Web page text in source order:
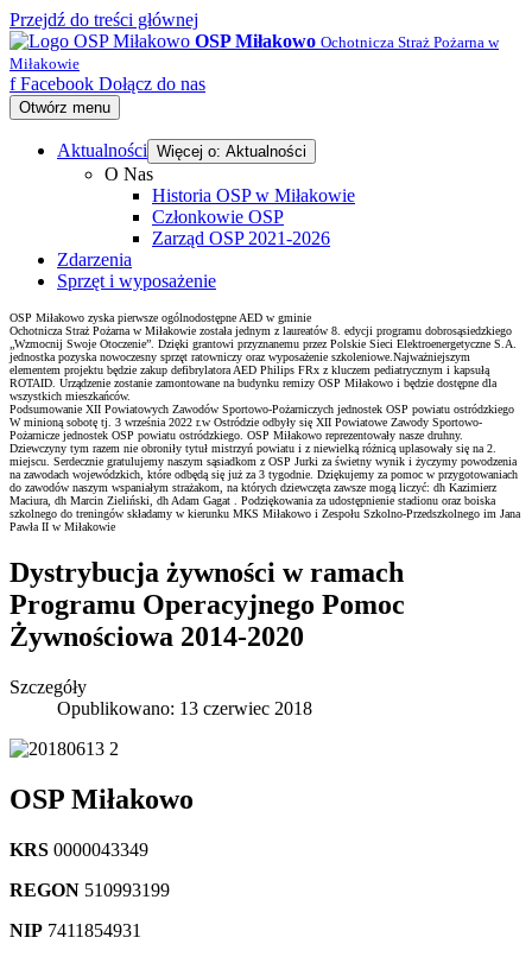
Przejdź do treści głównej
OSP Miłakowo Ochotnicza Straż Pożarna w
Miłakowie
f Facebook Dołącz do nas
Otwórz menu
Aktualności Więcej o: Aktualności
O Nas
Historia OSP w Miłakowie
Członkowie OSP
Zarząd OSP 2021-2026
Zdarzenia
Sprzęt i wyposażenie
OSP Miłakowo zyska pierwsze ogólnodostępne AED w gminie
Ochotnicza Straż Pożarna w Miłakowie została jednym z laureatów 8. edycji programu dobrosąsiedzkiego
„Wzmocnij Swoje Otoczenie”. Dzięki grantowi przyznanemu przez Polskie Sieci Elektroenergetyczne S.A.
jednostka pozyska nowoczesny sprzęt ratowniczy oraz wyposażenie szkoleniowe.Najważniejszym
elementem projektu będzie zakup defibrylatora AED Philips FRx z kluczem pediatrycznym i kapsułą
ROTAID. Urządzenie zostanie zamontowane na budynku remizy OSP Miłakowo i będzie dostępne dla
wszystkich mieszkańców.
Podsumowanie XII Powiatowych Zawodów Sportowo-Pożarniczych jednostek OSP powiatu ostródzkiego
W minioną sobotę tj. 3 września 2022 r.w Ostródzie odbyły się XII Powiatowe Zawody Sportowo-
Pożarnicze jednostek OSP powiatu ostródzkiego. OSP Miłakowo reprezentowały nasze druhny.
Dziewczyny tym razem nie obroniły tytuł mistrzyń powiatu i z niewielką różnicą uplasowały się na 2.
miejscu. Serdecznie gratulujemy naszym sąsiadkom z OSP Jurki za świetny wynik i życzymy powodzenia
na zawodach wojewódzkich, które odbędą się już za 3 tygodnie. Dziękujemy za pomoc w przygotowaniach
do zawodów naszym wspaniałym strażakom, na których dziewczęta zawsze mogą liczyć: dh Kazimierz
Maciura, dh Marcin Zieliński, dh Adam Gagat . Podziękowania za udostępnienie stadionu oraz boiska
szkolnego do treningów składamy w kierunku MKS Miłakowo i Zespołu Szkolno-Przedszkolnego im Jana
Pawła II w Miłakowie
Dystrybucja żywności w ramach
Programu Operacyjnego Pomoc
Żywnościowa 2014-2020
Szczegóły
Opublikowano: 13 czerwiec 2018
OSP Miłakowo
KRS 0000043349
REGON 510993199
NIP 7411854931